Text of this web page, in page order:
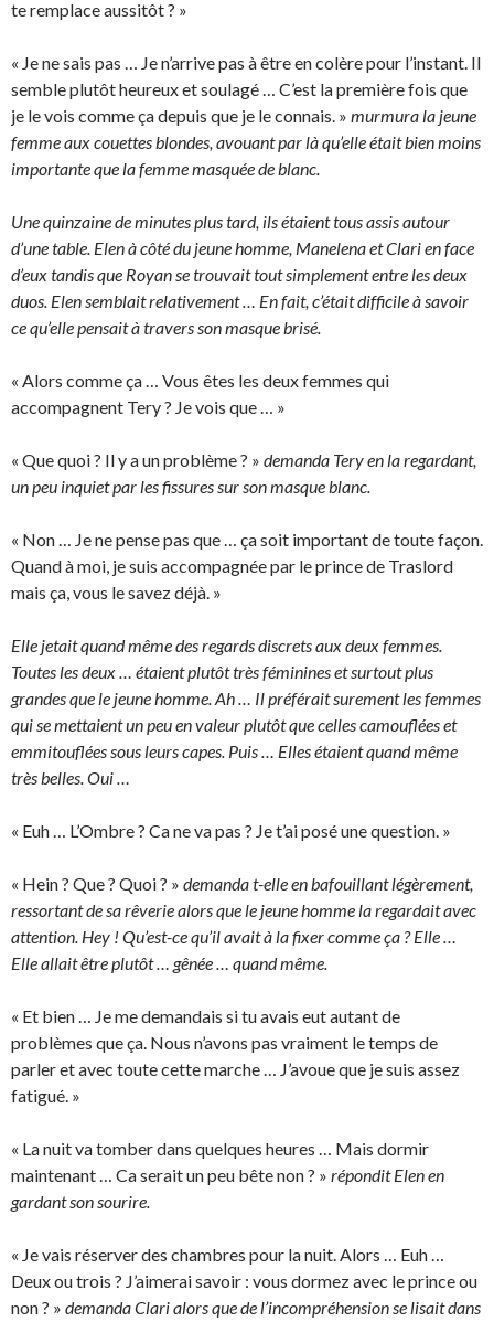
te remplace aussitôt ? »
« Je ne sais pas … Je n’arrive pas à être en colère pour l’instant. Il
semble plutôt heureux et soulagé … C’est la première fois que
je le vois comme ça depuis que je le connais. » murmura la jeune
femme aux couettes blondes, avouant par là qu’elle était bien moins
importante que la femme masquée de blanc.
Une quinzaine de minutes plus tard, ils étaient tous assis autour
d’une table. Elen à côté du jeune homme, Manelena et Clari en face
d’eux tandis que Royan se trouvait tout simplement entre les deux
duos. Elen semblait relativement … En fait, c’était difficile à savoir
ce qu’elle pensait à travers son masque brisé.
« Alors comme ça … Vous êtes les deux femmes qui
accompagnent Tery ? Je vois que … »
« Que quoi ? Il y a un problème ? » demanda Tery en la regardant,
un peu inquiet par les fissures sur son masque blanc.
« Non … Je ne pense pas que … ça soit important de toute façon.
Quand à moi, je suis accompagnée par le prince de Traslord
mais ça, vous le savez déjà. »
Elle jetait quand même des regards discrets aux deux femmes.
Toutes les deux … étaient plutôt très féminines et surtout plus
grandes que le jeune homme. Ah … Il préférait surement les femmes
qui se mettaient un peu en valeur plutôt que celles camouflées et
emmitouflées sous leurs capes. Puis … Elles étaient quand même
très belles. Oui …
« Euh … L’Ombre ? Ca ne va pas ? Je t’ai posé une question. »
« Hein ? Que ? Quoi ? » demanda t-elle en bafouillant légèrement,
ressortant de sa rêverie alors que le jeune homme la regardait avec
attention. Hey ! Qu’est-ce qu’il avait à la fixer comme ça ? Elle …
Elle allait être plutôt … gênée … quand même.
« Et bien … Je me demandais si tu avais eut autant de
problèmes que ça. Nous n’avons pas vraiment le temps de
parler et avec toute cette marche … J’avoue que je suis assez
fatigué. »
« La nuit va tomber dans quelques heures … Mais dormir
maintenant … Ca serait un peu bête non ? » répondit Elen en
gardant son sourire.
« Je vais réserver des chambres pour la nuit. Alors … Euh …
Deux ou trois ? J’aimerai savoir : vous dormez avec le prince ou
non ? » demanda Clari alors que de l’incompréhension se lisait dans